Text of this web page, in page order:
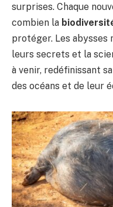
surprises. Chaque
combien la
protéger. Les
leurs secrets et la
à venir, redéfinissant
des océans et de leur